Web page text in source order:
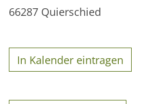
66287 Quierschied
In Kalender eintragen